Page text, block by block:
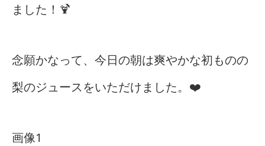
ました！🍹
念願かなって、今日の朝は爽やかな初ものの
梨のジュースをいただけました。❤️
画像1